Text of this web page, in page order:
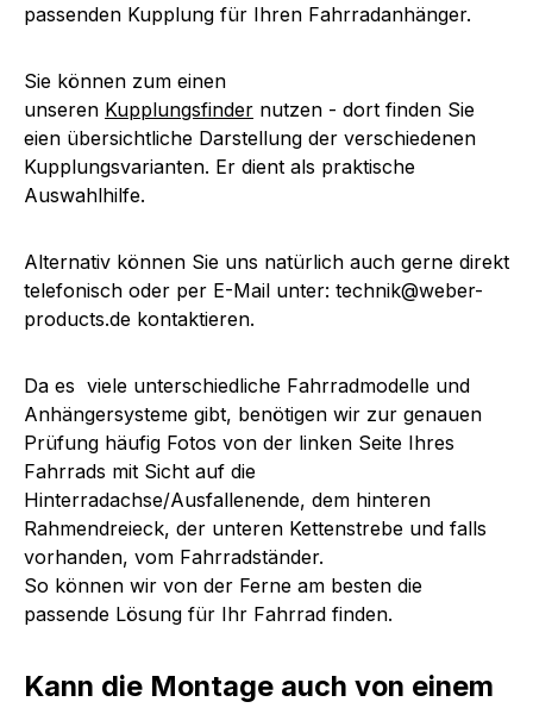
passenden Kupplung für Ihren Fahrradanhänger.
Sie können zum einen
unseren Kupplungsfinder nutzen - dort finden Sie
eien übersichtliche Darstellung der verschiedenen
Kupplungsvarianten. Er dient als praktische
Auswahlhilfe.
Alternativ können Sie uns natürlich auch gerne direkt
telefonisch oder per E-Mail unter: technik@weber-
products.de kontaktieren.
Da es viele unterschiedliche Fahrradmodelle und
Anhängersysteme gibt, benötigen wir zur genauen
Prüfung häufig Fotos von der linken Seite Ihres
Fahrrads mit Sicht auf die
Hinterradachse/Ausfallenende, dem hinteren
Rahmendreieck, der unteren Kettenstrebe und falls
vorhanden, vom Fahrradständer.
So können wir von der Ferne am besten die
passende Lösung für Ihr Fahrrad finden.
Kann die Montage auch von einem